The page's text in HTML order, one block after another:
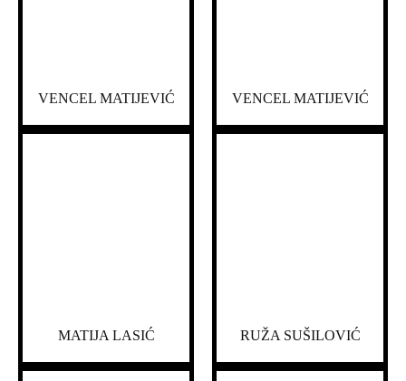
VENCEL MATIJEVIĆ VENCEL MATIJEVIĆ
MATIJA LASIĆ RUŽA SUŠILOVIĆ